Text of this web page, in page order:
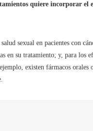
quiere incorporar el
sexual en pacientes con
en su tratamiento; y, para los
existen fármacos orales